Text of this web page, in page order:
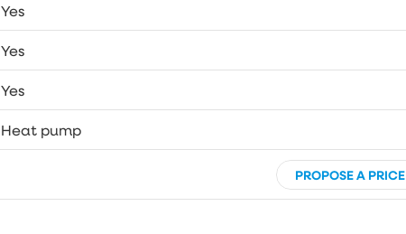
Yes
Yes
Yes
Heat pump
PROPOSE A PRICE